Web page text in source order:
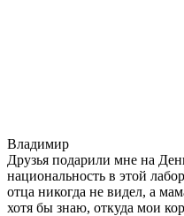
Владимир
Друзья подарили мне на
национальность в этой
отца никогда не видел, а
хотя бы знаю, откуда мои